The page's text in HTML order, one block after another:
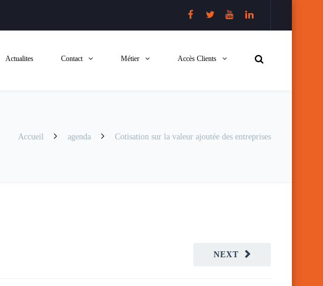
Actualites Contact Métier Accès Clients
Accueil agenda Cotisation sur la valeur ajoutée des entreprises
NEXT